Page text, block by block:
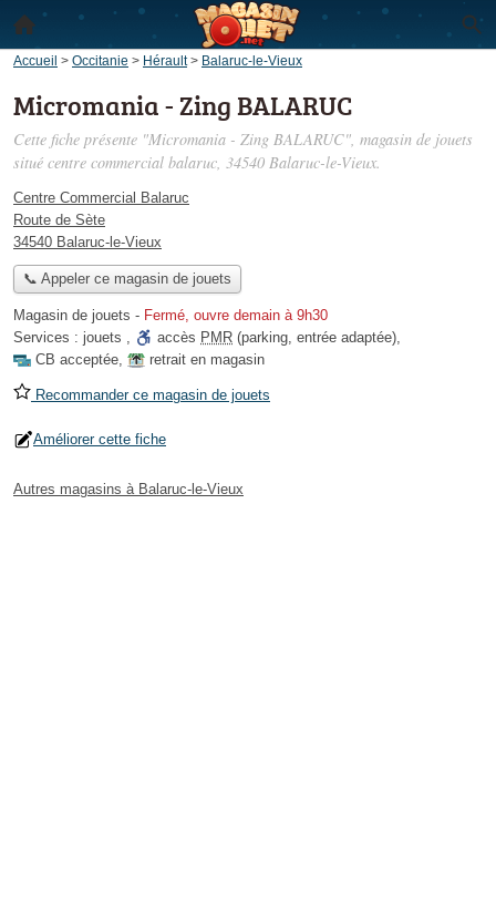
Accueil > Occitanie > Hérault> Balaruc-le-Vieux
Micromania - Zing BALARUC
Cette fiche présente "Micromania - Zing BALARUC", magasin de jouets
situé centre commercial balaruc, 34540 Balaruc-le-Vieux.
Centre Commercial Balaruc
Route de Sète
34540 Balaruc-le-Vieux
📞 Appeler ce magasin de jouets
Magasin de jouets - Fermé, ouvre demain à 9h30
Services : jouets , accès PMR (parking, entrée adaptée),
CB acceptée, retrait en magasin
Recommander ce magasin de jouets
Améliorer cette fiche
Autres magasins à Balaruc-le-Vieux